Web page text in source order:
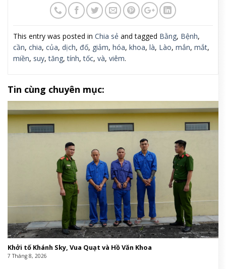
This entry was posted in Chia sẻ and tagged Bằng, Bệnh,
cần, chia, của, dịch, đố, giảm, hóa, khoa, là, Lào, mắn, mắt,
miền, suy,tăng,tính,tốc, và, viêm.
Tin cùng chuyên mục:
Khởi tố Khánh Sky, Vua Quạt và Hồ Văn Khoa
7 Tháng 8, 2026